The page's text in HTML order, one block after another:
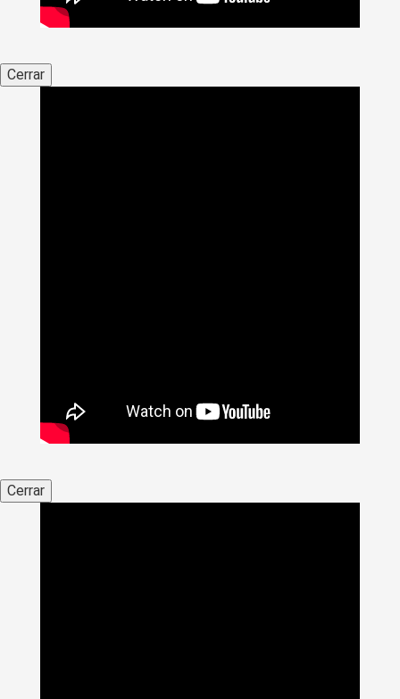
Cerrar
Cerrar